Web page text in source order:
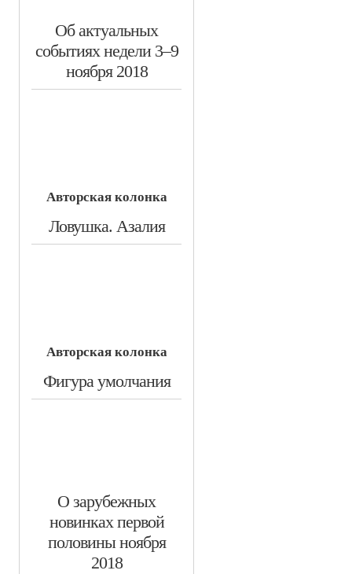
​Об актуальных
событиях недели 3–9
ноября 2018
Авторская колонка
​Ловушка. Азалия
Авторская колонка
​Фигура умолчания
​О зарубежных
новинках первой
половины ноября
2018